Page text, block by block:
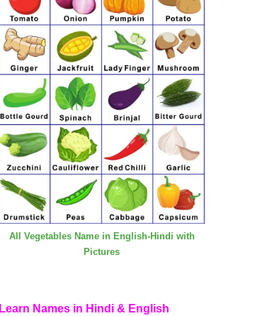
All Vegetables Name in English-Hindi with
Pictures
Learn Names in Hindi & English